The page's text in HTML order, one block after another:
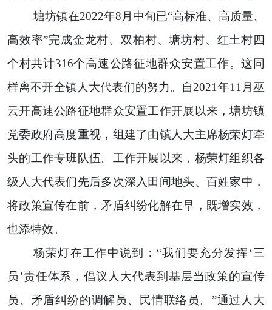
塘坊镇在2022年8月中旬已“高标准、高质量、
高效率”完成金龙村、双柏村、塘坊村、红土村四
个村共计316个高速公路征地群众安置工作。这同
样离不开全镇人大代表们的努力。自2021年11月巫
云开高速公路征地群众安置工作开展以来，塘坊镇
党委政府高度重视，组建了由镇人大主席杨荣灯牵
头的工作专班队伍。工作开展以来，杨荣灯组织各
级人大代表们先后多次深入田间地头、百姓家中，
将政策宣传在前，矛盾纠纷化解在早，既增实效，
也添特效。
杨荣灯在工作中说到：“我们要充分发挥‘三
员’责任体系，倡议人大代表到基层当政策的宣传
员、矛盾纠纷的调解员、民情联络员。”通过人大